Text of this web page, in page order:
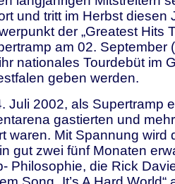
und tritt im Herbst diesen
der „Greatest Hits
am 02. September
nationales Tourdebüt im
geben werden.
Juli 2002, als Supertramp
gastierten und
waren. Mit Spannung wird
gut zwei fünf Monaten
Philosophie, die Rick